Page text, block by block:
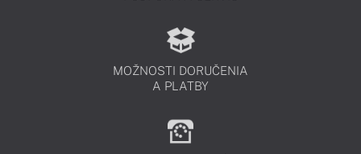
MOŽNOSTI DORUČENIA
A PLATBY